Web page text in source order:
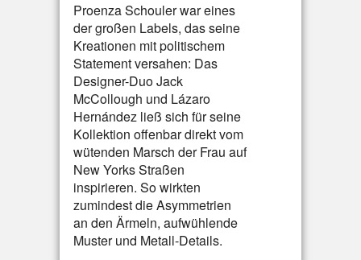
Proenza Schouler war eines
der großen Labels, das seine
Kreationen mit politischem
Statement versahen: Das
Designer-Duo Jack
McCollough und Lázaro
Hernández ließ sich für seine
Kollektion offenbar direkt vom
wütenden Marsch der Frau auf
New Yorks Straßen
inspirieren. So wirkten
zumindest die Asymmetrien
an den Ärmeln, aufwühlende
Muster und Metall-Details.